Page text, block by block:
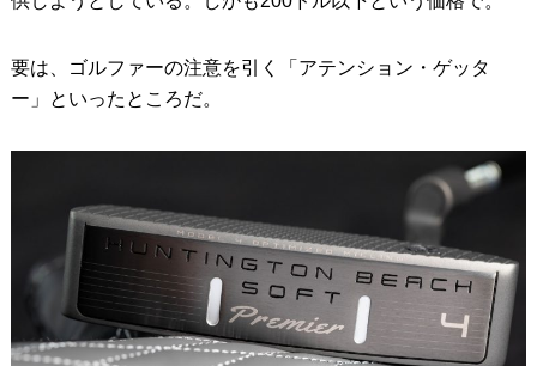
要は、ゴルファーの注意を引く「アテンション・ゲッタ
ー」といったところだ。